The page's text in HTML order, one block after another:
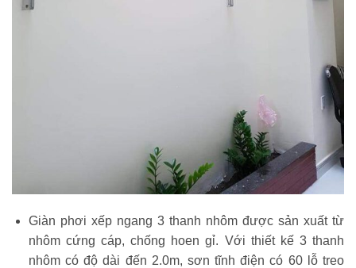
Giàn phơi xếp ngang 3 thanh nhôm được sản xuất từ
nhôm cứng cáp, chống hoen gỉ. Với thiết kế 3 thanh
nhôm có độ dài đến 2.0m, sơn tĩnh điện có 60 lỗ treo